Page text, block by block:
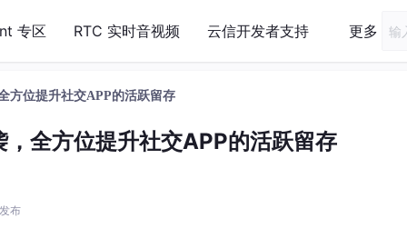
专区 RTC 实时音视频 云信开发者支持 更多
方位提升社交APP的活跃留存
全方位提升社交APP的活跃留存
布